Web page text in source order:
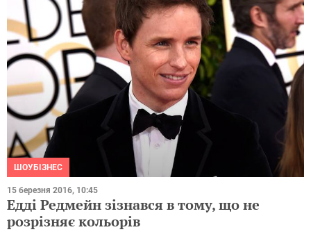
ШОУБІЗНЕС
15 березня 2016, 10:45
Едді Редмейн зізнався в тому, що не
розрізняє кольорів